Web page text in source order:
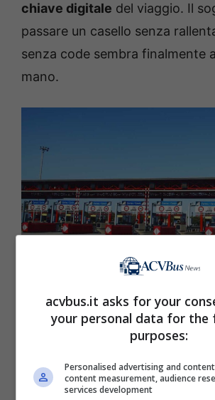
chiave digitale del viaggio. Il
passare un casello senza
senza code sembra finalmente
mano.
Pedaggio smart e viaggi più fluidi
Al momento, in Europa non
sperimentazioni su larga scala
eliminato del tutto idispositivi
acvbus.it asks for your
your personal data for the
purposes:
Personalised advertising and
content measurement, audience
services development